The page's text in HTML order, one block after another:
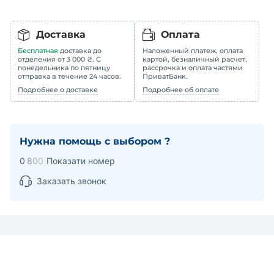
Доставка
Бесплатная доставка до
отделения от 3 000 ₴. С
понедельника по пятницу
отправка в течение 24 часов.
Подробнее о доставке
Оплата
Наложенный платеж, оплата
картой, безналичный расчет,
рассрочка и оплата частями
ПриватБанк.
Подробнее об оплате
Нужна помощь с выбором ?
0 800 Показати номер
Заказать звонок